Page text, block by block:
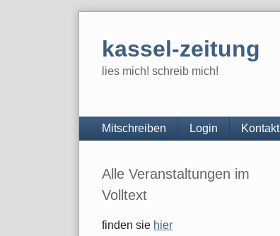
kassel-zeitung
lies mich! schreib mich!
Navigation
Mitschreiben Login Kontakt
Seitenleiste
Alle Veranstaltungen im
Volltext
finden sie hier